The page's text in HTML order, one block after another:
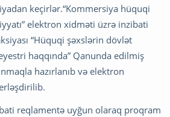
keçirlər.“Kommersiya hüquqi
elektron xidməti üzrə inzibati
“Hüquqi şəxslərin dövlət
haqqında” Qanunda edilmiş
hazırlanıb və elektron
reqlamentə uyğun olaraq proqram